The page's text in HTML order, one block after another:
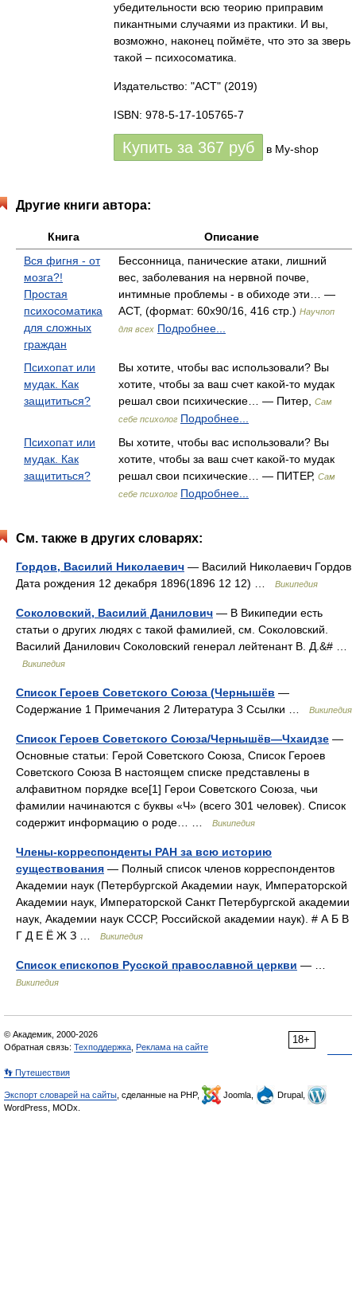
убедительности всю теорию приправим
пикантными случаями из практики. И вы,
возможно, наконец поймёте, что это за зверь
такой – психосоматика.
Издательство: "АСТ" (2019)
ISBN: 978-5-17-105765-7
Купить за 367 руб в My-shop
Другие книги автора:
Книга
Описание
Вся фигня - от
мозга?!
Простая
психосоматика
для сложных
граждан
Бессонница, панические атаки, лишний
вес, заболевания на нервной почве,
интимные проблемы - в обиходе эти… —
АСТ, (формат: 60x90/16, 416 стр.) Научпоп
для всех Подробнее...
Психопат или
мудак. Как
защититься?
Вы хотите, чтобы вас использовали? Вы
хотите, чтобы за ваш счет какой-то мудак
решал свои психические… — Питер,
Сам
себе психолог Подробнее...
Психопат или
мудак. Как
защититься?
Вы хотите, чтобы вас использовали? Вы
хотите, чтобы за ваш счет какой-то мудак
решал свои психические… — ПИТЕР, Сам
себе психолог Подробнее...
См. также в других словарях:
Гордов, Василий Николаевич — Василий Николаевич Гордов
Дата рождения 12 декабря 1896(1896 12 12) …
Википедия
Соколовский, Василий Данилович — В Википедии есть
статьи о других людях с такой фамилией, см. Соколовский.
Василий Данилович Соколовский генерал лейтенант В. Д.&# …
Википедия
Список Героев Советского Союза (Чернышёв —
Содержание 1 Примечания 2 Литература 3 Ссылки …
Википедия
Список Героев Советского Союза/Чернышёв—Чхаидзе —
Основные статьи: Герой Советского Союза, Список Героев
Советского Союза В настоящем списке представлены в
алфавитном порядке все[1] Герои Советского Союза, чьи
фамилии начинаются с буквы «Ч» (всего 301 человек). Список
содержит информацию о роде… …
Википедия
Члены-корреспонденты РАН за всю историю
существования — Полный список членов корреспондентов
Академии наук (Петербургской Академии наук, Императорской
Академии наук, Императорской Санкт Петербургской академии
наук, Академии наук СССР, Российской академии наук). # А Б В
Г Д Е Ё Ж З …
Википедия
Список епископов Русской православной церкви — …
Википедия
18+
© Академик, 2000-2026
Обратная связь: Техподдержка Реклама на сайте
👣 Путешествия
Экспорт словарей на сайты , сделанные на PHP, Joomla,
Drupal,
WordPress, MODx.